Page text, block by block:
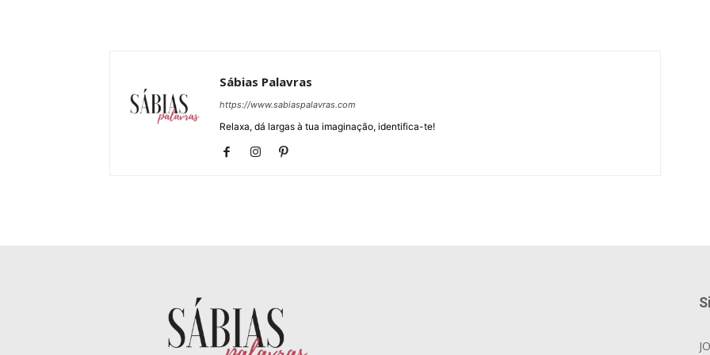
Sábias Palavras
https://www.sabiaspalavras.com
Relaxa, dá largas à tua imaginação, identifica-te!